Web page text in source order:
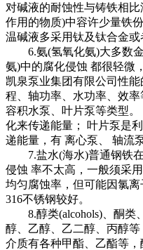
对碱液的耐蚀性与铸铁相
作用的物质)中容许少量铁
温碱液多采用钛及钛合金或
6.氨(氢氧化氨)大多数金
氨)中的腐化侵蚀 都很轻微
凯泉泵业集团有限公司性
程、轴功率、水功率、效
容积水泵、叶片泵等类型
化来传递能量； 叶片泵是
递能量，有 离心泵、 轴流
7.盐水(海水)普通钢铁在
侵蚀 率不太高，一般须采
均匀腐蚀率，但可能因氯
316不锈钢较好。
8.醇类(alcohols)、酮类
醇、乙醇、乙二醇、丙醇
介质有各种甲酯、乙酯等